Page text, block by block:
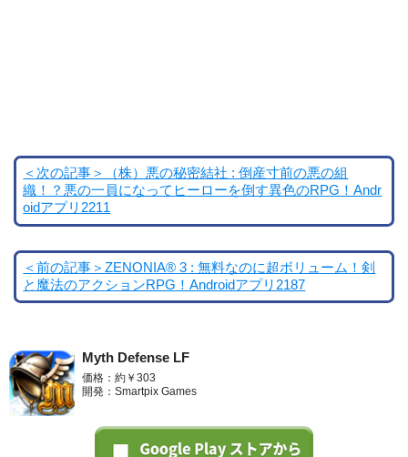
＜次の記事＞（株）悪の秘密結社 : 倒産寸前の悪の組
織！？悪の一員になってヒーローを倒す異色のRPG！Andr
oidアプリ2211
＜前の記事＞ZENONIA® 3 : 無料なのに超ボリューム！剣
と魔法のアクションRPG！Androidアプリ2187
Myth Defense LF
価格：約￥303
開発：Smartpix Games